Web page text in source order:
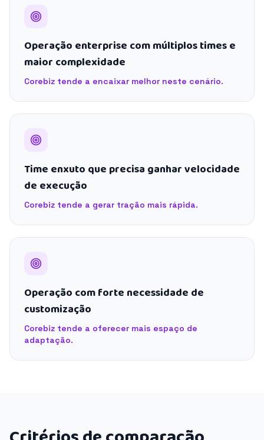
Operação enterprise com múltiplos times e
maior complexidade
Corebiz tende a encaixar melhor neste cenário.
Time enxuto que precisa ganhar velocidade
de execução
Corebiz tende a gerar tração mais rápida.
Operação com forte necessidade de
customização
Corebiz tende a oferecer mais espaço de
adaptação.